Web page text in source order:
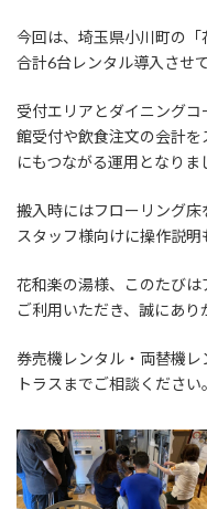
今回は、埼玉県小川町の
合計6台レンタル導入させ
受付エリアとダイニング
館受付や飲食注文の会計
にもつながる運用となりま
搬入時にはフローリング
スタッフ様向けに操作説明
花和楽の湯様、このたび
ご利用いただき、誠にあり
券売機レンタル・両替機
トラスまでご相談ください。